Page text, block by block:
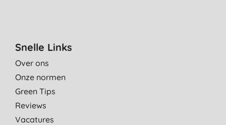
Snelle Links
Over ons
Onze normen
Green Tips
Reviews
Vacatures